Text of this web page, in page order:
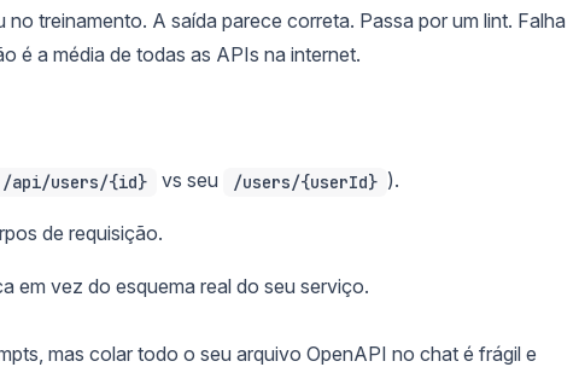
treinamento. A saída parece correta. Passa por um lint. Falha
é a média de todas as APIs na internet.
/api/users/{id} vs seu /users/{userId} ).
de requisição.
em vez do esquema real do seu serviço.
mas colar todo o seu arquivo OpenAPI no chat é frágil e